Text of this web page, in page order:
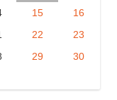
15
16
22
23
29
30